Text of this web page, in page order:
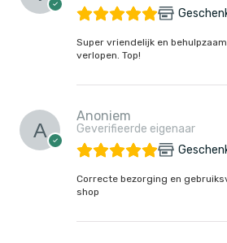
Super vriendelijk en
verlopen. Top!
Anoniem
Geverifieerde eigenaar
Correcte bezorging en
shop